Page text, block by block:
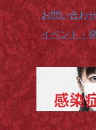
お問い合わ
イベント・